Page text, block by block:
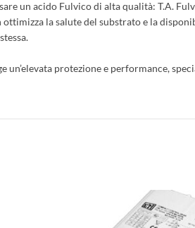
un acido Fulvico di alta qualità: T.A.
la salute del substrato e la
protezione e performance,